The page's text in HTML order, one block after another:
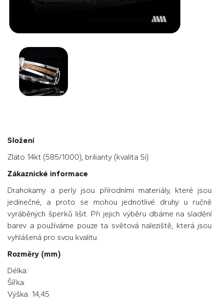
Složení
Zlato 14kt (585/1000), brilianty (kvalita Si)
Zákaznické informace
Drahokamy a perly jsou přírodními materiály, které jsou
jedinečné, a proto se mohou jednotlivé druhy u ručně
vyráběných šperků lišit. Při jejich výběru dbáme na sladění
barev a používáme pouze ta světová naleziště, která jsou
vyhlášená pro svou kvalitu.
Rozměry (mm)
Délka:
Šířka:
Výška: 14,45